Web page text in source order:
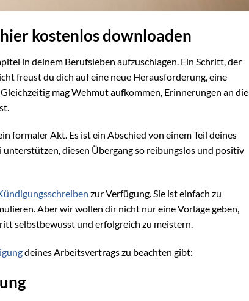
kostenlos downloaden
in deinem Berufsleben aufzuschlagen. Ein Schritt, der
freust du dich auf eine neue Herausforderung, eine
mag Wehmut aufkommen, Erinnerungen an die
formaler Akt. Es ist ein Abschied von einem Teil deines
diesen Übergang so reibungslos und positiv
zur Verfügung. Sie ist einfach zu
Aber wir wollen dir nicht nur eine Vorlage geben,
selbstbewusst und erfolgreich zu meistern.
deines Arbeitsvertrags zu beachten gibt: